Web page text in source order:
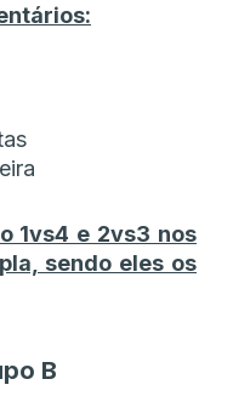
1vs4 e 2vs3 nos
sendo eles os
B